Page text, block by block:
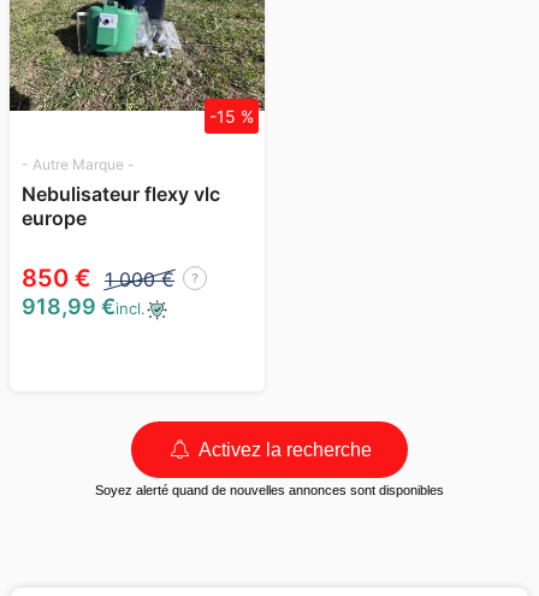
- Autre Marque -
Nebulisateur flexy vlc
europe
850 € 1 000 € ?
-15 %
918,99 €incl.
Activez la recherche
Soyez alerté quand de nouvelles annonces sont disponibles